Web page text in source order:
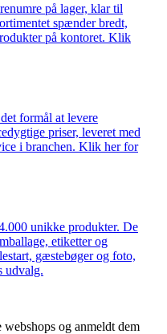
på lager, klar til
spænder bredt,
på kontoret. Klik
formål at levere
priser, leveret med
i branchen. Klik her for
unikke produkter. De
etiketter og
gæstebøger og foto,
udvalg.
og anmeldt dem